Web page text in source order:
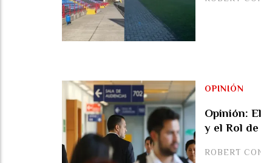
Opinión:
y el Rol
ROBERT
OPINIÓN